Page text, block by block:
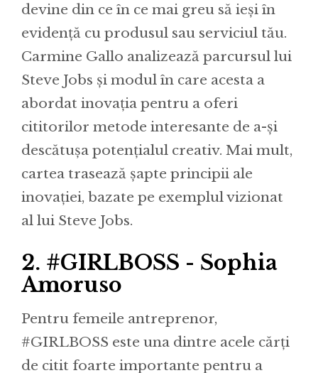
devine din ce în ce mai greu să ieși în
evidență cu produsul sau serviciul tău.
Carmine Gallo analizează parcursul lui
Steve Jobs și modul în care acesta a
abordat inovația pentru a oferi
cititorilor metode interesante de a-și
descătușa potențialul creativ. Mai mult,
cartea trasează șapte principii ale
inovației, bazate pe exemplul vizionat
al lui Steve Jobs.
2. #GIRLBOSS - Sophia
Amoruso
Pentru femeile antreprenor,
#GIRLBOSS este una dintre acele cărți
de citit foarte importante pentru a